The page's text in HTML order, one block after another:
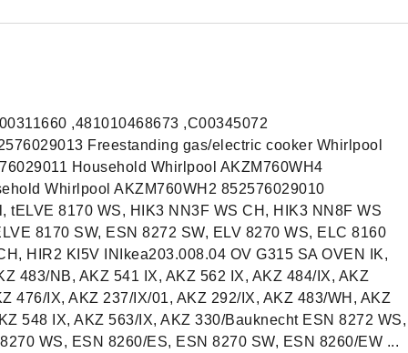
,481010468673 ,C00345072
Freestanding gas/electric cooker Whirlpool
Household Whirlpool AKZM760WH4
Whirlpool AKZM760WH2 852576029010
tELVE 8170 WS, HIK3 NN3F WS CH, HIK3 NN8F WS
8170 SW, ESN 8272 SW, ELV 8270 WS, ELC 8160
HIR2 KI5V INIkea203.008.04 OV G315 SA OVEN IK,
483/NB, AKZ 541 IX, AKZ 562 IX, AKZ 484/IX, AKZ
476/IX, AKZ 237/IX/01, AKZ 292/IX, AKZ 483/WH, AKZ
548 IX, AKZ 563/IX, AKZ 330/Bauknecht ESN 8272 WS,
WS, ESN 8260/ES, ESN 8270 SW, ESN 8260/EW ...